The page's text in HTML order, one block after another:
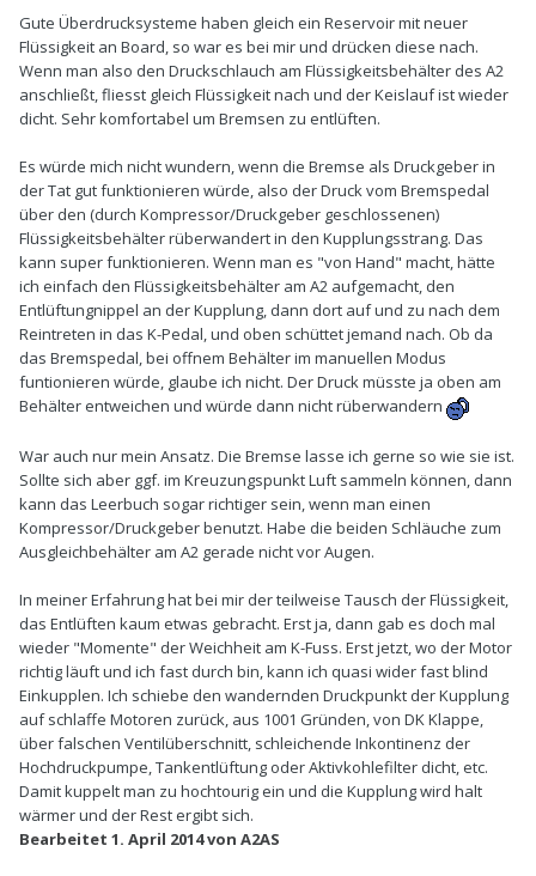
Gute Überdrucksysteme haben gleich ein Reservoir mit neuer
Flüssigkeit an Board, so war es bei mir und drücken diese nach.
Wenn man also den Druckschlauch am Flüssigkeitsbehälter des A2
anschließt, fliesst gleich Flüssigkeit nach und der Keislauf ist wieder
dicht. Sehr komfortabel um Bremsen zu entlüften.
Es würde mich nicht wundern, wenn die Bremse als Druckgeber in
der Tat gut funktionieren würde, also der Druck vom Bremspedal
über den (durch Kompressor/Druckgeber geschlossenen)
Flüssigkeitsbehälter rüberwandert in den Kupplungsstrang. Das
kann super funktionieren. Wenn man es "von Hand" macht, hätte
ich einfach den Flüssigkeitsbehälter am A2 aufgemacht, den
Entlüftungnippel an der Kupplung, dann dort auf und zu nach dem
Reintreten in das K-Pedal, und oben schüttet jemand nach. Ob da
das Bremspedal, bei offnem Behälter im manuellen Modus
funtionieren würde, glaube ich nicht. Der Druck müsste ja oben am
Behälter entweichen und würde dann nicht rüberwandern
War auch nur mein Ansatz. Die Bremse lasse ich gerne so wie sie ist.
Sollte sich aber ggf. im Kreuzungspunkt Luft sammeln können, dann
kann das Leerbuch sogar richtiger sein, wenn man einen
Kompressor/Druckgeber benutzt. Habe die beiden Schläuche zum
Ausgleichbehälter am A2 gerade nicht vor Augen.
In meiner Erfahrung hat bei mir der teilweise Tausch der Flüssigkeit,
das Entlüften kaum etwas gebracht. Erst ja, dann gab es doch mal
wieder "Momente" der Weichheit am K-Fuss. Erst jetzt, wo der Motor
richtig läuft und ich fast durch bin, kann ich quasi wider fast blind
Einkupplen. Ich schiebe den wandernden Druckpunkt der Kupplung
auf schlaffe Motoren zurück, aus 1001 Gründen, von DK Klappe,
über falschen Ventilüberschnitt, schleichende Inkontinenz der
Hochdruckpumpe, Tankentlüftung oder Aktivkohlefilter dicht, etc.
Damit kuppelt man zu hochtourig ein und die Kupplung wird halt
wärmer und der Rest ergibt sich.
Bearbeitet 1. April 2014von A2AS